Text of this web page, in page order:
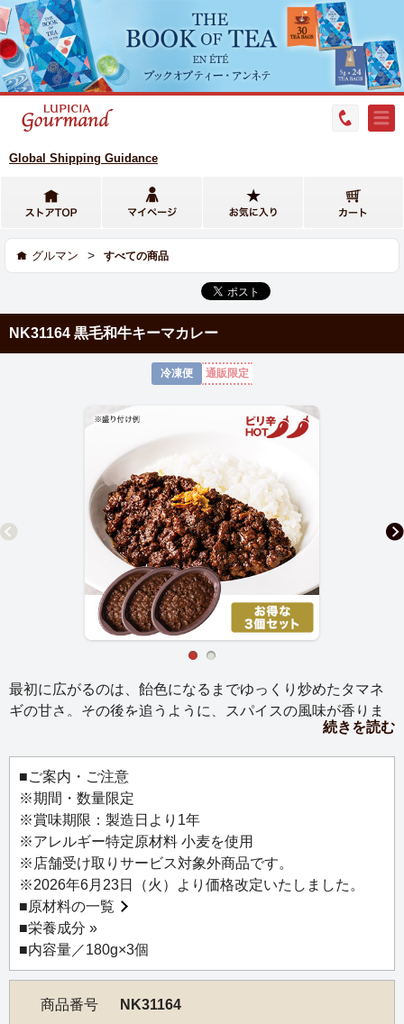
Global Shipping Guidance
グルマン > すべての商品
NK31164 黒毛和牛キーマカレー
冷凍便 通販限定
最初に広がるのは、飴色になるまでゆっくり炒めたタマネ
ギの甘さ。その後を追うように、スパイスの風味が香りま
す。カレーの黒い色と優しい酸味は黒ニンニクを加えてい
るから。和牛は粗挽きにしているので、お肉を食べている
満足感がしっかり、旨みもたっぷり！
【お召し上がり方】
フィルムの一部を1cmほど剥がし、冷凍のまま電子レンジ
で4～4.5分間（500W）温めてお召し上がりください。
※解凍後はお早めにお召し上がりください。
続きを読む
■ご案内・ご注意
※期間・数量限定
※賞味期限：製造日より1年
※アレルギー特定原材料 小麦を使用
※店舗受け取りサービス対象外商品です。
※2026年6月23日（火）より価格改定いたしました。
■原材料の一覧
■栄養成分 »
■内容量／180g×3個
商品番号
NK31164